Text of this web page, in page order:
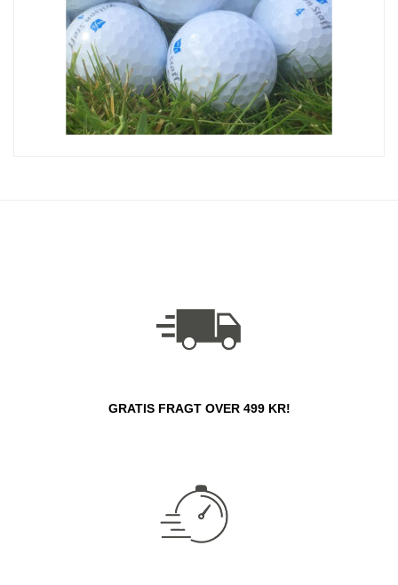
GRATIS FRAGT OVER 499 KR!